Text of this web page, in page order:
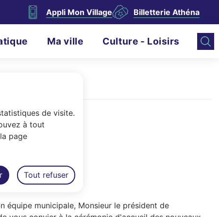
de visite.
à tout
page
Tout refuser
Appli Mon Village Billetterie Athéna
Ma ville Culture - Loisirs
équipe municipale, Monsieur le président de